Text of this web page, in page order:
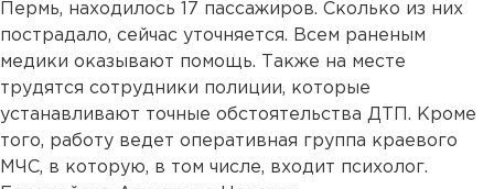
Пермь, находилось 17 пассажиров. Сколько из них
пострадало, сейчас уточняется. Всем раненым
медики оказывают помощь. Также на месте
трудятся сотрудники полиции, которые
устанавливают точные обстоятельства ДТП. Кроме
того, работу ведет оперативная группа краевого
МЧС, в которую, в том числе, входит психолог.